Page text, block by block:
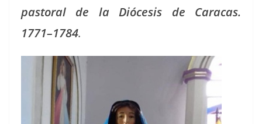
pas­toral de la Dióce­sis de Cara­cas.
1771–1784.